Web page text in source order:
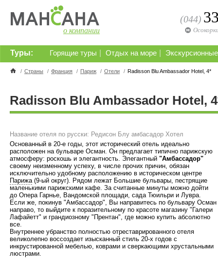
о компании
(044)
Горящие туры Отдых на море
Туры:
/ Страны / Франция / Париж / Отели / Radisson Blu Ambassador Hotel, 4*
Radisson Blu Ambassador Hotel,
Название отеля по русски: Редисон Блу амбасадор Хотел
Основанный в 20-е годы, этот исторический отель идеально
расположен на бульваре Осман. Он предлагает типично парижскую
атмосферу: роскошь и элегантность. Элегантный "Амбассадор"
своему неизменному успеху, в числе прочих причин, обязан
исключительно удобному расположению в историческом центре
Парижа(9-ый округ). Рядом лежат Большие бульвары, пестрящие
маленькими парижскими кафе. За считанные минуты можно дойти
до Опера Гарнье, Вандомской площади, сада Тюильри и Лувра.
Если же, покинув "Амбассадор", Вы направитесь по бульвару Осман
направо, то выйдите к поразительному по красоте магазину "Галери
Лафайетт" и грандиозному "Прентан", где можно купить абсолютно
все.
Внутреннее убранство полностью отреставрированного отеля
великолепно воссоздает изысканный стиль 20-х годов с
инкрустированной мебелью, коврами и сверкающими хрустальными
люстрами.